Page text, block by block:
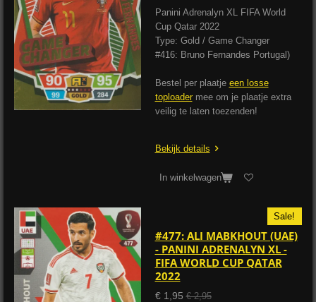
Panini Adrenalyn XL FIFA World
Cup Qatar 2022
Type: Gold / Game Changer
#416: Bruno Fernandes Portugal)
Bestel per plaatje een losse
toploadermee om je plaatje extra
veilig te laten toezenden!
Bekijk details
In winkelwagen
Sale!
#477: ALI MABKHOUT (UAE)
- PANINI ADRENALYN XL -
FIFA WORLD CUP QATAR
2022
€ 1,95 € 2,95